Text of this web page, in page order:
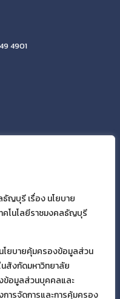
ธัญบุรี เรื่อง นโยบาย
โนโลยีราชมงคลธัญบุรี
โยบายคุ้มครองข้อมูลส่วน
สังกัดมหาวิทยาลัย
งข้อมูลส่วนบุคคลและ
การจัดการและการคุ้มครอง
4901
ล